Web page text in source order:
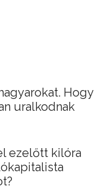
Hogy
uralkodnak
ezelőtt kilóra